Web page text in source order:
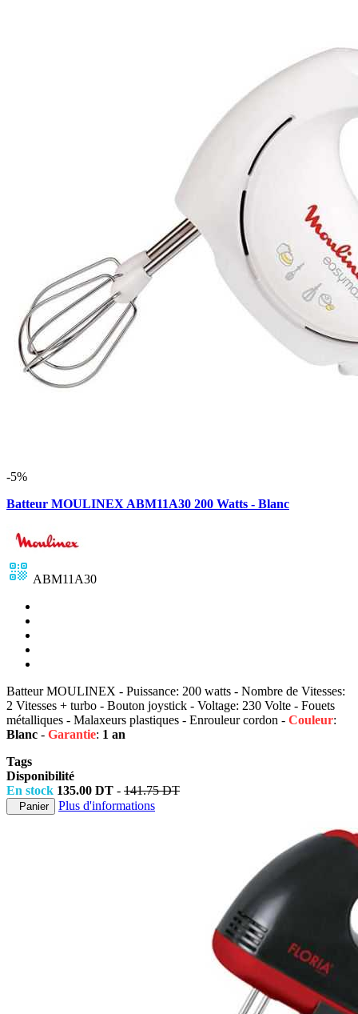
-5%
Batteur MOULINEX ABM11A30 200 Watts - Blanc
ABM11A30
Batteur MOULINEX - Puissance: 200 watts - Nombre de Vitesses:
2 Vitesses + turbo - Bouton joystick - Voltage: 230 Volte - Fouets
métalliques - Malaxeurs plastiques - Enrouleur cordon - Couleur:
Blanc - Garantie: 1 an
Tags
Disponibilité
En stock 135.00 DT - 141.75 DT
Panier Plus d'informations